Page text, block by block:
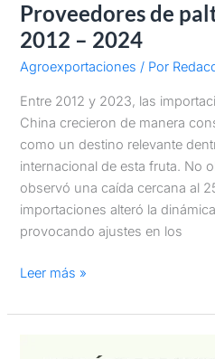
Proveedores de
2012 – 2024
Agroexportaciones / Por
Entre 2012 y 2023, las
China crecieron de manera
como un destino relevante
internacional de esta fruta. No
observó una caída cercana al
importaciones alteró la
provocando ajustes en los
Leer más »